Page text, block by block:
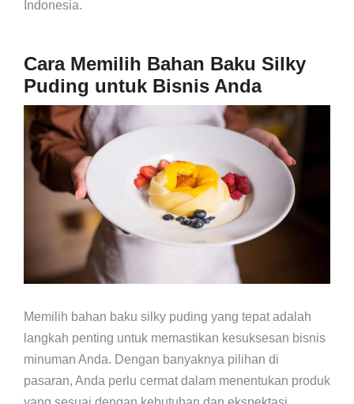
Indonesia.
Cara Memilih Bahan Baku Silky
Puding untuk Bisnis Anda
Memilih bahan baku silky puding yang tepat adalah
langkah penting untuk memastikan kesuksesan bisnis
minuman Anda. Dengan banyaknya pilihan di
pasaran, Anda perlu cermat dalam menentukan produk